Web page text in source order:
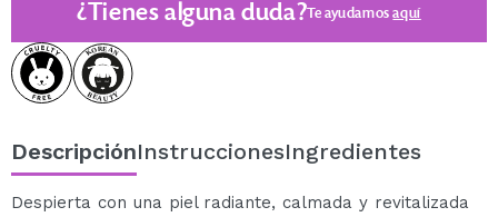
¿Tienes alguna duda?Te ayudamosaquí
DescripciónInstruccionesIngredientes
Despierta con una piel radiante, calmada y revitalizada